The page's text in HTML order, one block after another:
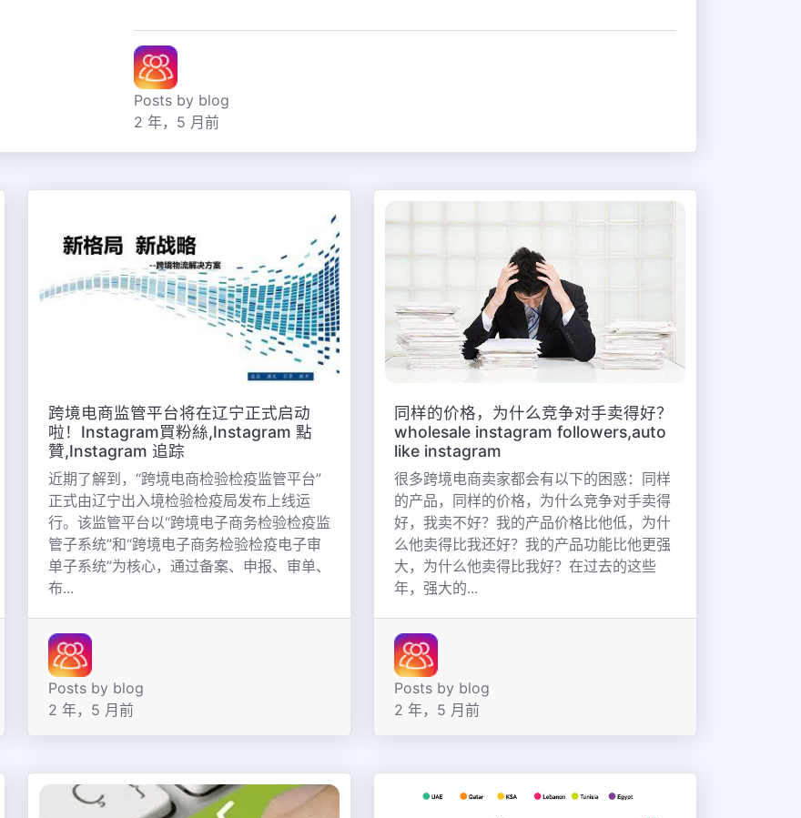
Posts by blog
2 年，5 月前
跨境电商监管平台将在辽宁正式启动
啦！Instagram買粉絲,Instagram 點
贊,Instagram 追踪
近期了解到，“跨境电商检验检疫监管平台”
正式由辽宁出入境检验检疫局发布上线运
行。该监管平台以“跨境电子商务检验检疫监
管子系统”和“跨境电子商务检验检疫电子审
单子系统”为核心，通过备案、申报、审单、
布...
Posts by blog
2 年，5 月前
同样的价格，为什么竞争对手卖得好？
wholesale instagram followers,auto
like instagram
很多跨境电商卖家都会有以下的困惑：同样
的产品，同样的价格，为什么竞争对手卖得
好，我卖不好？我的产品价格比他低，为什
么他卖得比我还好？我的产品功能比他更强
大，为什么他卖得比我好？在过去的这些
年，强大的...
Posts by blog
2 年，5 月前